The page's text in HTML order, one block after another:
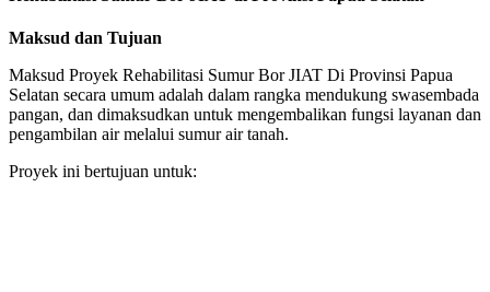
Maksud dan Tujuan
Maksud Proyek Rehabilitasi Sumur Bor JIAT Di Provinsi Papua
Selatan secara umum adalah dalam rangka mendukung swasembada
pangan, dan dimaksudkan untuk mengembalikan fungsi layanan dan
pengambilan air melalui sumur air tanah.
Proyek ini bertujuan untuk: